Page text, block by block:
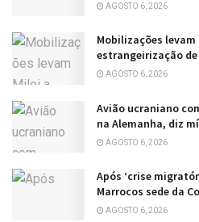
AGOSTO 6, 2026
Mobilizações
estrangeirização
AGOSTO 6, 2026
Avião ucraniano
na Alemanha, diz
AGOSTO 6, 2026
Após ‘crise
Marrocos sede da
AGOSTO 6, 2026